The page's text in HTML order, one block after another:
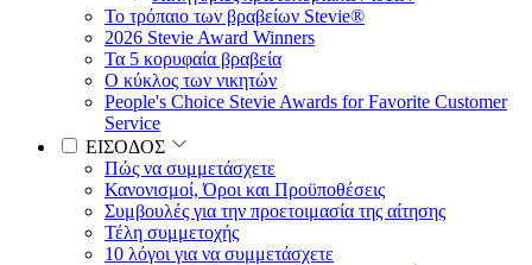
Το τρόπαιο των βραβείων Stevie®
2026 Stevie Award Winners
Τα 5 κορυφαία βραβεία
Ο κύκλος των νικητών
People's Choice Stevie Awards for Favorite Customer
Service
ΕΙΣΟΔΟΣ
Πώς να συμμετάσχετε
Κανονισμοί, Όροι και Προϋποθέσεις
Συμβουλές για την προετοιμασία της αίτησης
Τέλη συμμετοχής
10 λόγοι για να συμμετάσχετε